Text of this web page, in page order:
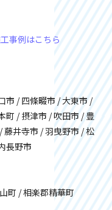
事例はこちら
市 / 四條畷市 / 大東市 /
町 / 摂津市 / 吹田市 / 豊
藤井寺市 / 羽曳野市 / 松
長野市
町 / 相楽郡精華町